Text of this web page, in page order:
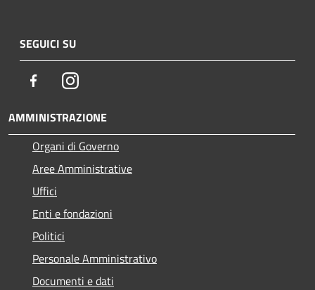
SEGUICI SU
FacebookInstagram
AMMINISTRAZIONE
Organi di Governo
Aree Amministrative
Uffici
Enti e fondazioni
Politici
Personale Amministrativo
Documenti e dati